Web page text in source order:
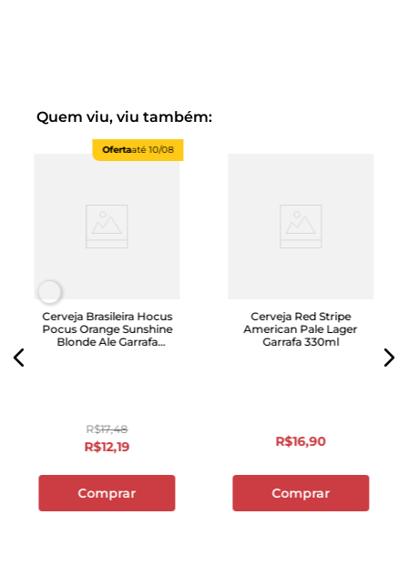
banquetes de longa duração. Apresenta amargor
Volume Alcoólico 5,5%
Quem viu, viu também:
Ofertaaté10/08
Cerveja Brasileira Hocus
Pocus Orange Sunshine
Blonde Ale Garrafa
R$17,48
R$12,19
Comprar
Cerveja Red Stripe
American Pale Lager
Garrafa 330ml
R$16,90
Comprar